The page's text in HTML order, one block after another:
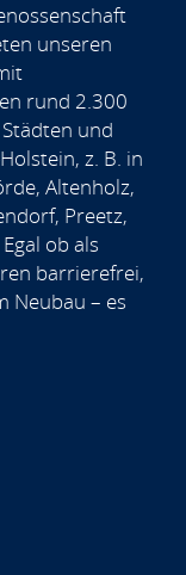
unseren
rund 2.300
und
z. B. in
Altenholz,
Preetz,
ob als
barrierefrei,
Neubau – es